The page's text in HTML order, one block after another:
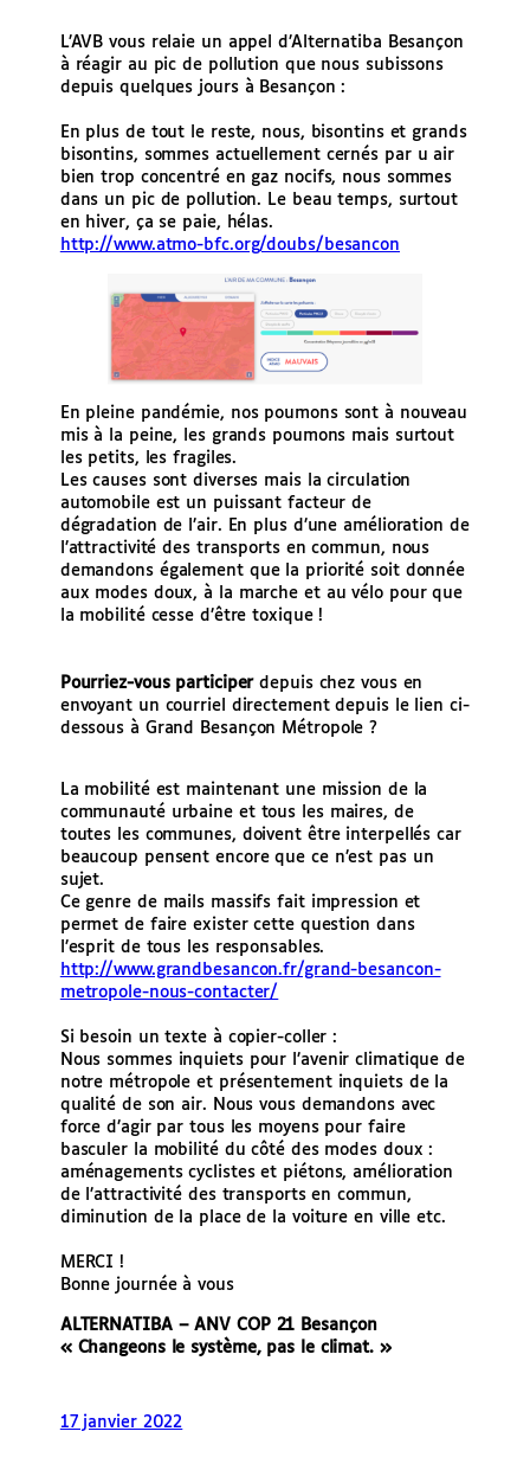
L’AVB vous relaie un appel d’Alternatiba Besançon
à réagir au pic de pollution que nous subissons
depuis quelques jours à Besançon :
En plus de tout le reste, nous, bisontins et grands
bisontins, sommes actuellement cernés par u air
bien trop concentré en gaz nocifs, nous sommes
dans un pic de pollution. Le beau temps, surtout
en hiver, ça se paie, hélas.
http://www.atmo-bfc.org/doubs/besancon
En pleine pandémie, nos poumons sont à nouveau
mis à la peine, les grands poumons mais surtout
les petits, les fragiles.
Les causes sont diverses mais la circulation
automobile est un puissant facteur de
dégradation de l’air. En plus d’une amélioration de
l’attractivité des transports en commun, nous
demandons également que la priorité soit donnée
aux modes doux, à la marche et au vélo pour que
la mobilité cesse d’être toxique !
Pourriez-vous participerdepuis chez vous en
envoyant un courriel directement depuis le lien ci-
dessous à Grand Besançon Métropole ?
La mobilité est maintenant une mission de la
communauté urbaine et tous les maires, de
toutes les communes, doivent être interpellés car
beaucoup pensent encore que ce n’est pas un
sujet.
Ce genre de mails massifs fait impression et
permet de faire exister cette question dans
l’esprit de tous les responsables.
http://www.grandbesancon.fr/grand-besancon-
metropole-nous-contacter/
Si besoin un texte à copier-coller :
Nous sommes inquiets pour l’avenir climatique de
notre métropole et présentement inquiets de la
qualité de son air. Nous vous demandons avec
force d’agir par tous les moyens pour faire
basculer la mobilité du côté des modes doux :
aménagements cyclistes et piétons, amélioration
de l’attractivité des transports en commun,
diminution de la place de la voiture en ville etc.
MERCI !
Bonne journée à vous
ALTERNATIBA – ANV COP 21 Besançon
« Changeons le système, pas le climat. »
17 janvier 2022